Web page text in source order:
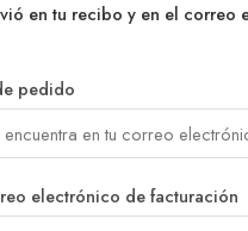
en tu recibo y en el
pedido
electrónico de facturación